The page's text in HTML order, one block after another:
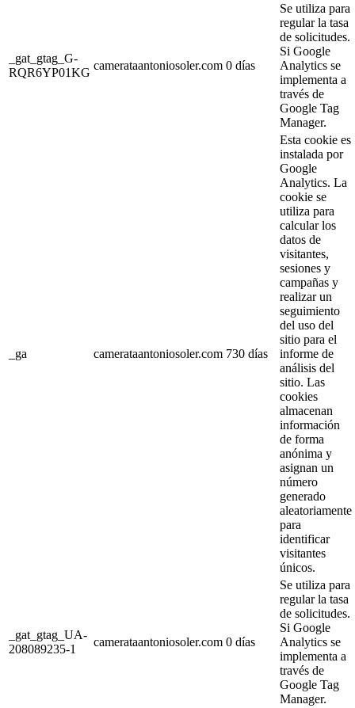
_gat_gtag_G-
RQR6YP01KG
camerataantoniosoler.com 0 días
Se utiliza para
regular la tasa
de solicitudes.
Si Google
Analytics se
implementa a
través de
Google Tag
Manager.
_ga camerataantoniosoler.com 730 días
Esta cookie es
instalada por
Google
Analytics. La
cookie se
utiliza para
calcular los
datos de
visitantes,
sesiones y
campañas y
realizar un
seguimiento
del uso del
sitio para el
informe de
análisis del
sitio. Las
cookies
almacenan
información
de forma
anónima y
asignan un
número
generado
aleatoriamente
para
identificar
visitantes
únicos.
_gat_gtag_UA-
208089235-1
camerataantoniosoler.com 0 días
Se utiliza para
regular la tasa
de solicitudes.
Si Google
Analytics se
implementa a
través de
Google Tag
Manager.